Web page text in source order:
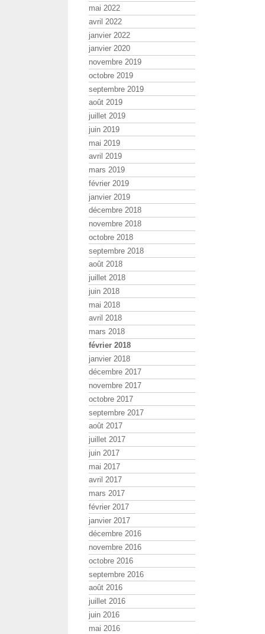
mai 2022
avril 2022
janvier 2022
janvier 2020
novembre 2019
octobre 2019
septembre 2019
août 2019
juillet 2019
juin 2019
mai 2019
avril 2019
mars 2019
février 2019
janvier 2019
décembre 2018
novembre 2018
octobre 2018
septembre 2018
août 2018
juillet 2018
juin 2018
mai 2018
avril 2018
mars 2018
février 2018
janvier 2018
décembre 2017
novembre 2017
octobre 2017
septembre 2017
août 2017
juillet 2017
juin 2017
mai 2017
avril 2017
mars 2017
février 2017
janvier 2017
décembre 2016
novembre 2016
octobre 2016
septembre 2016
août 2016
juillet 2016
juin 2016
mai 2016